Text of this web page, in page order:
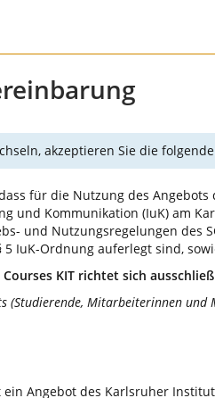
akzeptieren Sie die
für die Nutzung des
und Kommunikation (IuK) am
und Nutzungsregelungen des
5 IuK-Ordnung auferlegt sind,
Courses KIT richtet sich
(Studierende, Mitarbeiterinnen
Angebot des Karlsruher